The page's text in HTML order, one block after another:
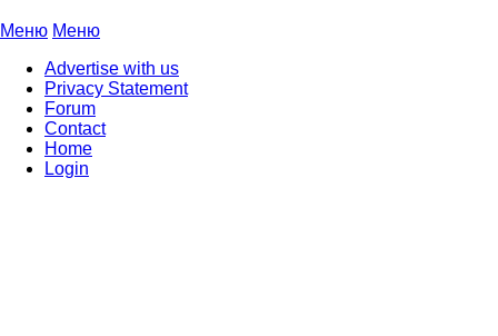
Меню Меню
Advertise with us
Privacy Statement
Forum
Contact
Home
Login